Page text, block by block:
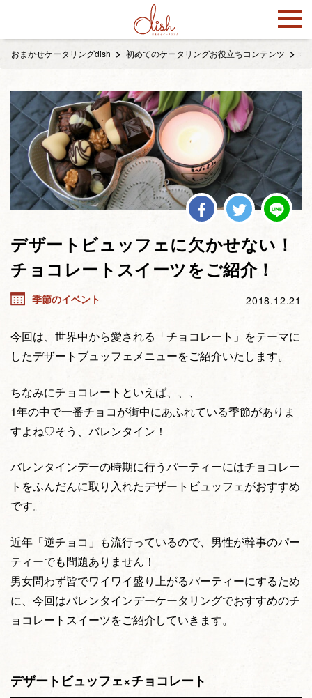
おまかせケータリングdish 初めてのケータリングお役立ちコンテンツ 季
デザートビュッフェに欠かせない！
チョコレートスイーツをご紹介！
季節のイベント 2018.12.21
今回は、世界中から愛される「チョコレート」をテーマに
したデザートブュッフェメニューをご紹介いたします。
ちなみにチョコレートといえば、、、
1年の中で一番チョコが街中にあふれている季節がありま
すよね♡そう、バレンタイン！
バレンタインデーの時期に行うパーティーにはチョコレー
トをふんだんに取り入れたデザートビュッフェがおすすめ
です。
近年「逆チョコ」も流行っているので、男性が幹事のパー
ティーでも問題ありません！
男女問わず皆でワイワイ盛り上がるパーティーにするため
に、今回はバレンタインデーケータリングでおすすめのチ
ョコレートスイーツをご紹介していきます。
デザートビュッフェ×チョコレート